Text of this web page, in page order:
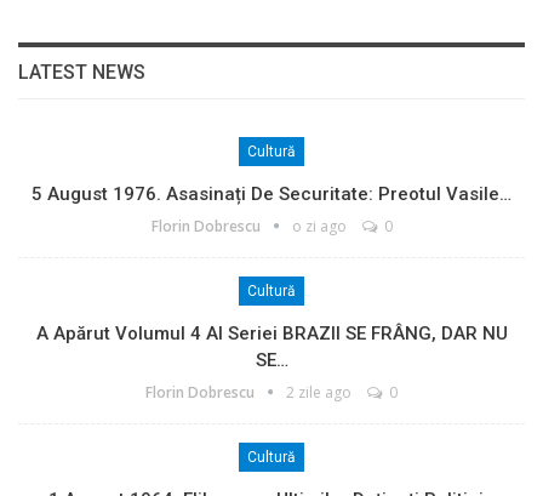
LATEST NEWS
Cultură
5 August 1976. Asasinați De Securitate: Preotul Vasile…
Florin Dobrescu o zi ago 0
Cultură
A Apărut Volumul 4 Al Seriei BRAZII SE FRÂNG, DAR NU
SE…
Florin Dobrescu 2 zile ago 0
Cultură